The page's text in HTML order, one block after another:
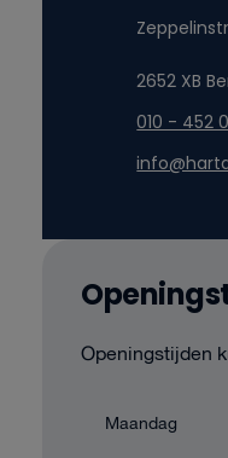
2652 XB
010 - 452
Openingstijden
Maandag